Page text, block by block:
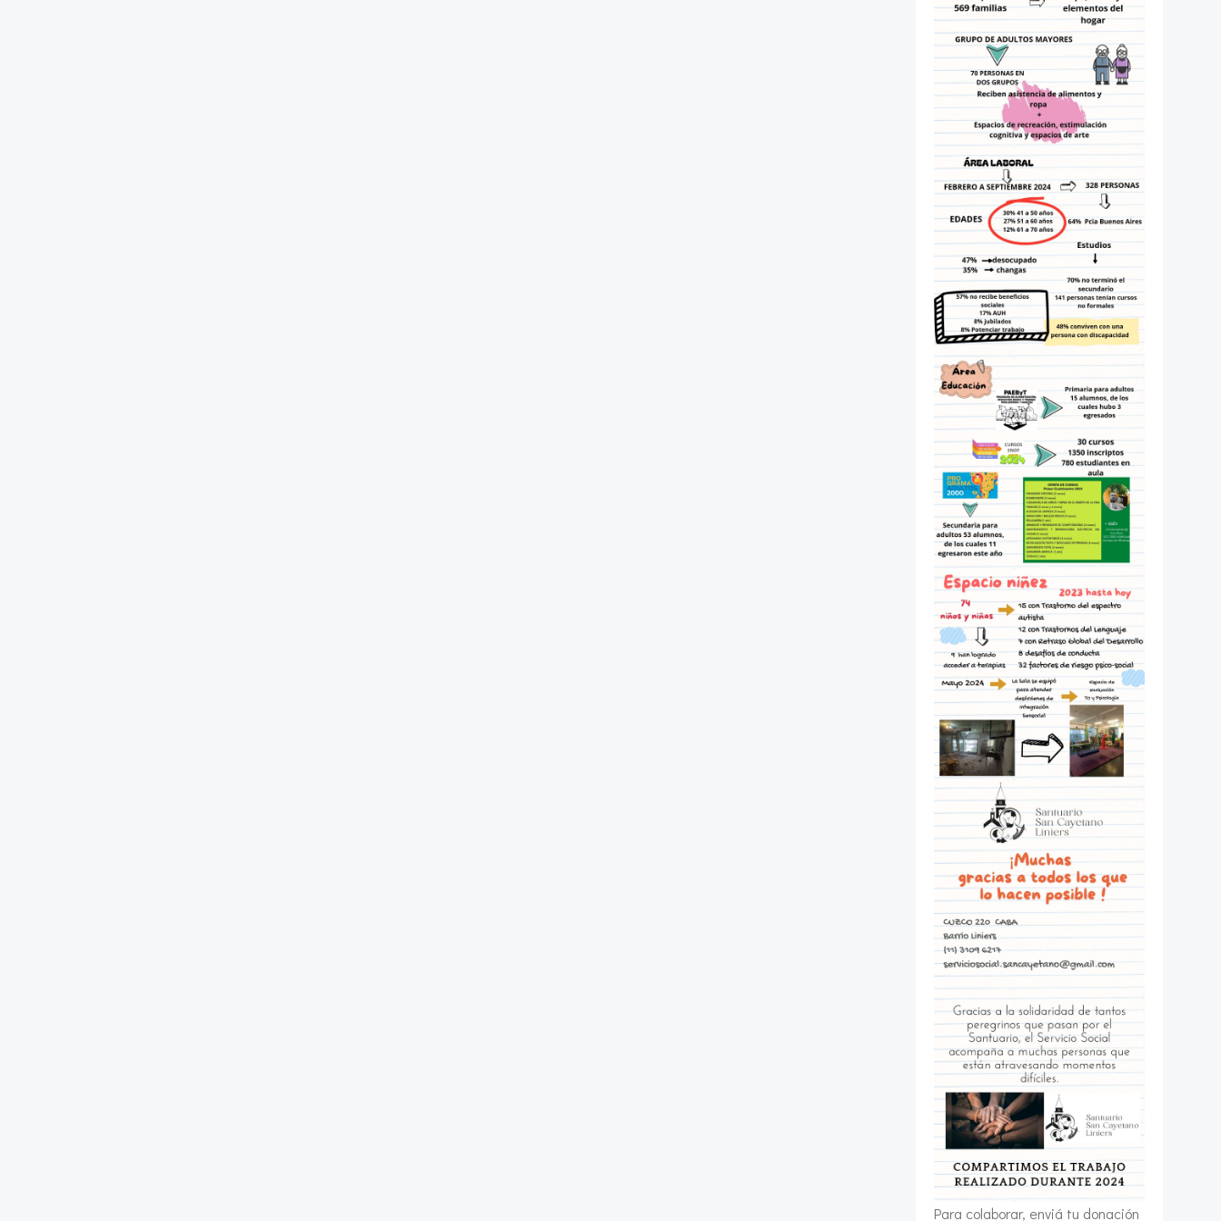
Para colaborar, enviá tu donación